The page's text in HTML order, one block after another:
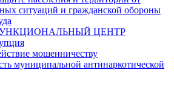
ситуаций и гражданской обороны
ЦЕНТР
мошенничеству
муниципальной антинаркотической